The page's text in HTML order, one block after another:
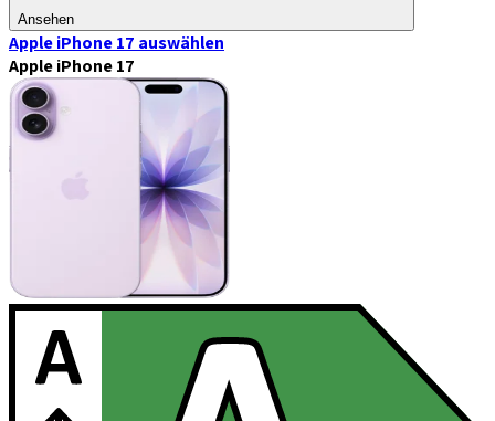
Ansehen
Apple iPhone 17 auswählen
Apple iPhone 17